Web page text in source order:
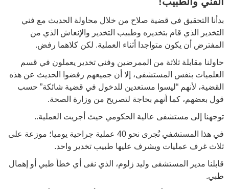
بدأنا التحقيق في قضية صلاح من خلال محاولة الحديث مع فني
التخدير الذي قام بتخديره وطبيب التخدير والإنعاش الذي من
المفترض أن يكون متواجدا أثناء العملية. لكن كلاهما رفض.
حاولنا مقابلة ثلاثة من الممرضين وفني تخدير يعملون في قسم
العلميات بنفس المستشفى، إلا أن جميعهم رفضوا الحديث عن هذه
القضية، لأنهم “ليسوا مستعدين للدخول في قضية شائكة” حسب
قول بعضهم، كما أنهم بحاجة لتصريح من وزارة الصحة.
توجهنا إلى مستشفى عالية الحكومي حيث أجريت العملية..
في هذا المستشفي تُجرى نحو 40 عملية جراحية يوميا؛ موزعة على
ثلاث غرف عمليات ويشرف عليها طبيب تخدير واحد.
قابلنا مدير المستشفى وليد زلوم، الذي نفى أي خطأ طبي أو إهمال
طبي.